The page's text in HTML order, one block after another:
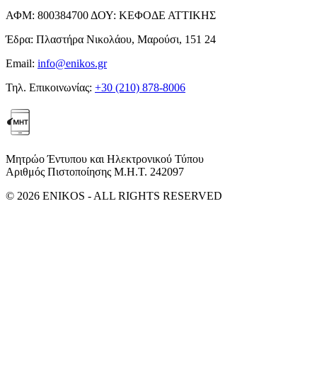
ΑΦΜ: 800384700 ΔΟΥ: ΚΕΦΟΔΕ ΑΤΤΙΚΗΣ
Έδρα: Πλαστήρα Νικολάου, Μαρούσι, 151 24
Email: info@enikos.gr
Τηλ. Επικοινωνίας: +30 (210) 878-8006
Μητρώο Έντυπου και Ηλεκτρονικού Τύπου
Αριθμός Πιστοποίησης Μ.Η.Τ. 242097
© 2026 ENIKOS - ALL RIGHTS RESERVED